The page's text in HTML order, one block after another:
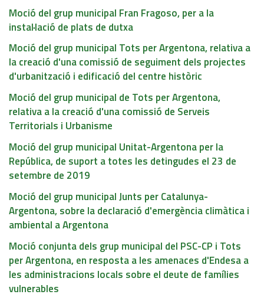
Moció del grup municipal Fran Fragoso, per a la
instal·lació de plats de dutxa
Moció del grup municipal Tots per Argentona, relativa a
la creació d'una comissió de seguiment dels projectes
d'urbanització i edificació del centre històric
Moció del grup municipal de Tots per Argentona,
relativa a la creació d'una comissió de Serveis
Territorials i Urbanisme
Moció del grup municipal Unitat-Argentona per la
República, de suport a totes les detingudes el 23 de
setembre de 2019
Moció del grup municipal Junts per Catalunya-
Argentona, sobre la declaració d'emergència climàtica i
ambiental a Argentona
Moció conjunta dels grup municipal del PSC-CP i Tots
per Argentona, en resposta a les amenaces d'Endesa a
les administracions locals sobre el deute de famílies
vulnerables